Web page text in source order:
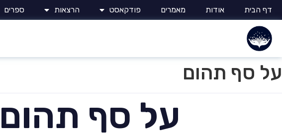
דף הבית אודות מאמרים פודקאסט הרצאות ספרים
על סף תהום
על סף תהום